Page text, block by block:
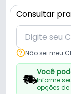
Consultar
Não sei meu
Você
Informe
opções de